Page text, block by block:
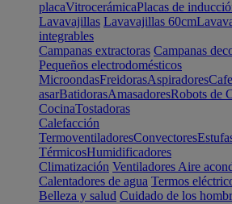
placaVitrocerámicaPlacas de
Lavavajillas Lavavajillas 60cm
integrables
Campanas extractoras Campanas
Pequeños electrodomésticos
MicroondasFreidorasAspiradores
asarBatidorasAmasadoresRobots de
CocinaTostadoras
Calefacción
TermoventiladoresConvectores
TérmicosHumidificadores
Climatización Ventiladores Aire
Calentadores de agua Termos
Belleza y salud Cuidado de los